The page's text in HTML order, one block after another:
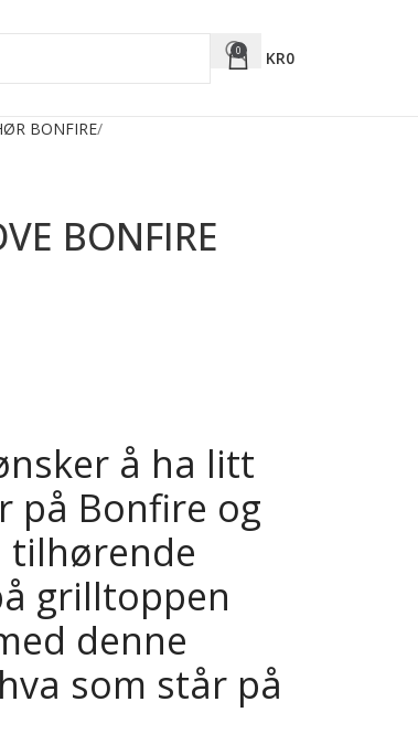
0 KR0
BONFIRE
BONFIRE
å ha litt
på Bonfire og
tilhørende
grilltoppen
denne
som står på